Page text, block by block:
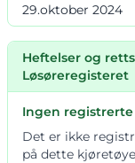
29.oktober 2024
Heftelser og
Løsøreregisteret
Ingen
Det er ikke
på dette